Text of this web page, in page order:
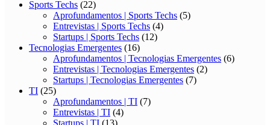
Sports Techs (22)
Aprofundamentos | Sports Techs (5)
Entrevistas | Sports Techs (4)
Startups | Sports Techs (12)
Tecnologias Emergentes (16)
Aprofundamentos | Tecnologias Emergentes (6)
Entrevistas | Tecnologias Emergentes (2)
Startups | Tecnologias Emergentes (7)
TI (25)
Aprofundamentos | TI (7)
Entrevistas | TI (4)
Startups | TI (13)